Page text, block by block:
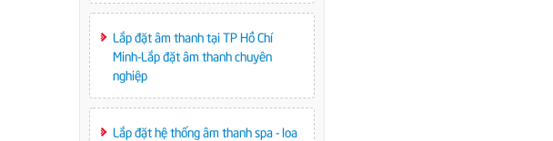
Lắp đặt âm thanh tại TP Hồ Chí
Minh-Lắp đặt âm thanh chuyên
nghiệp
Lắp đặt hệ thống âm thanh spa - loa